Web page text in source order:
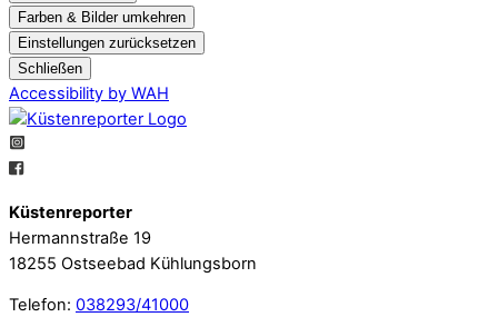
Farben & Bilder umkehren
Einstellungen zurücksetzen
Schließen
Accessibility by WAH
Küstenreporter
Hermannstraße 19
18255 Ostseebad Kühlungsborn
Telefon: 038293/41000